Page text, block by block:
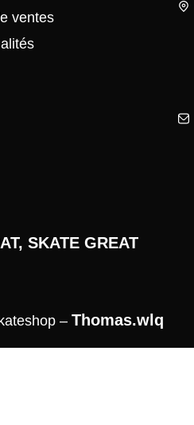
ventes
SKATE GREAT
– Thomas.wlq